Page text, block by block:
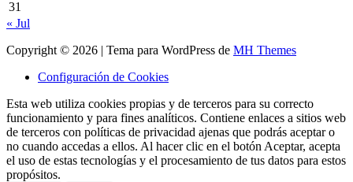
31
« Jul
Copyright © 2026 | Tema para WordPress de MH Themes
Configuración de Cookies
Esta web utiliza cookies propias y de terceros para su correcto
funcionamiento y para fines analíticos. Contiene enlaces a sitios web
de terceros con políticas de privacidad ajenas que podrás aceptar o
no cuando accedas a ellos. Al hacer clic en el botón Aceptar, acepta
el uso de estas tecnologías y el procesamiento de tus datos para estos
propósitos.